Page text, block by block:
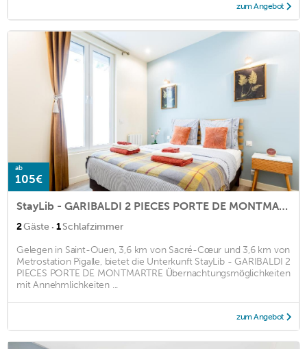
zum Angebot
ab
105€
StayLib - GARIBALDI 2 PIECES PORTE DE MONTMARTRE
2Gäste · 1Schlafzimmer
Gelegen in Saint-Ouen, 3,6 km von Sacré-Cœur und 3,6 km von
Metrostation Pigalle, bietet die Unterkunft StayLib - GARIBALDI 2
PIECES PORTE DE MONTMARTRE Übernachtungsmöglichkeiten
mit Annehmlichkeiten ...
zum Angebot